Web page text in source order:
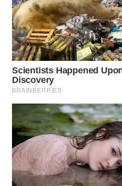
PADANG
LAWAS
WN
SUMEDANG
WN
CIANJUR
WN
KEPULAUAN
SERIBU
WN
TANGERANG